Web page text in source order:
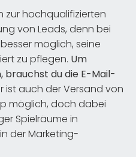
zur hochqualifizierten
von Leads, denn bei
möglich, seine
zu pflegen. Um
brauchst du die E-Mail-
ist auch der Versand von
möglich, doch dabei
Spielräume in
der Marketing-